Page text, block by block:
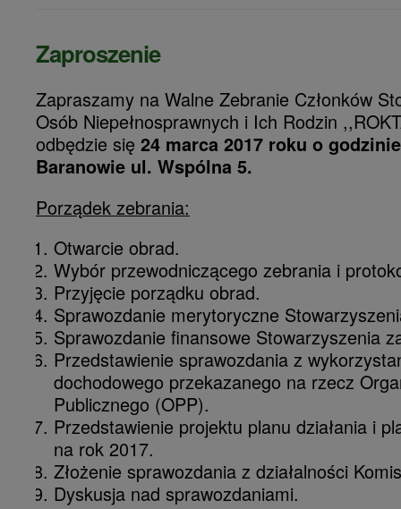
Zaproszenie
Zapraszamy na Walne Zebranie Członków
Osób Niepełnosprawnych i Ich Rodzin
odbędzie się 24 marca 2017 roku o
Baranowie ul. Wspólna 5.
Porządek zebrania:
Otwarcie obrad.
Wybór przewodniczącego zebrania i
Przyjęcie porządku obrad.
Sprawozdanie merytoryczne
Sprawozdanie finansowe Stowarzyszenia
Przedstawienie sprawozdania z
dochodowego przekazanego na rzecz
Publicznego (OPP).
Przedstawienie projektu planu działania i
na rok 2017.
Złożenie sprawozdania z działalności
Dyskusja nad sprawozdaniami.